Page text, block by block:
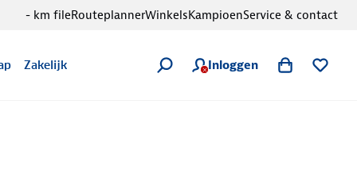
Zakelijk Inloggen
- km fileRouteplannerWinkelsKampioenService & contact